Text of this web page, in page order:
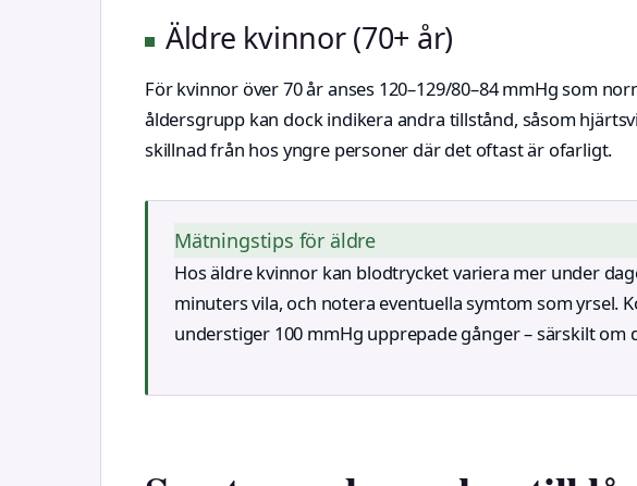
Äldre kvinnor (70+ år)
För kvinnor över 70 år anses 120–129/80–84 mmHg som
åldersgrupp kan dock indikera andra tillstånd, såsom
skillnad från hos yngre personer där det oftast är ofarligt.
Mätningstips för äldre
Hos äldre kvinnor kan blodtrycket variera mer under
minuters vila, och notera eventuella symtom som yrsel.
understiger 100 mmHg upprepade gånger – särskilt